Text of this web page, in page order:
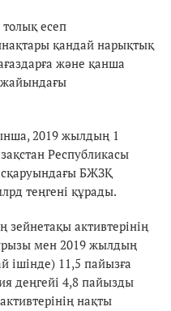
есеп
қандай нарықтық
және қанша
2019 жылдың 1
Республикасы
БЖЗҚ
теңгені құрады.
активтерінің
мен 2019 жылдың
ішінде) 11,5 пайызға
деңгейі 4,8 пайызды
нақты